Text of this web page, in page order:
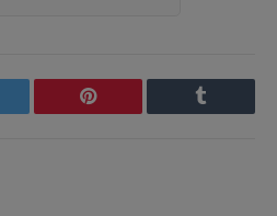
Pinterest Tumblr